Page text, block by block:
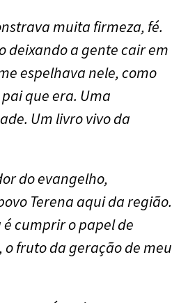
muita firmeza, fé.
deixando a gente cair em
espelhava nele, como
que era. Uma
Um livro vivo da
do evangelho,
Terena aqui da região.
cumprir o papel de
o fruto da geração de meu